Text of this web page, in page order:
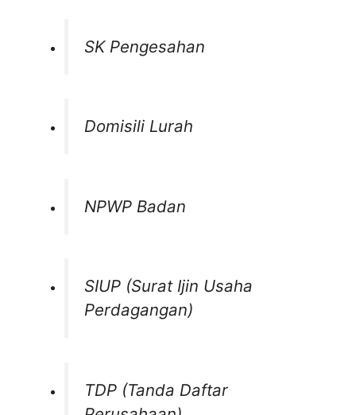
SK Pengesahan
Domisili Lurah
NPWP Badan
SIUP (Surat Ijin Usaha
Perdagangan)
TDP (Tanda Daftar